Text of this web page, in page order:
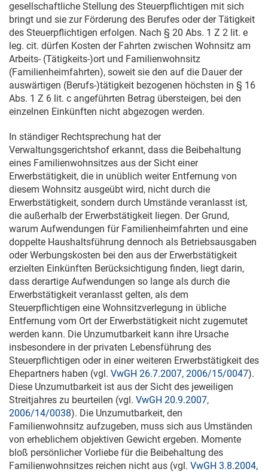
gesellschaftliche Stellung des Steuerpflichtigen mit sich
bringt und sie zur Förderung des Berufes oder der Tätigkeit
des Steuerpflichtigen erfolgen. Nach § 20 Abs. 1 Z 2 lit. e
leg. cit. dürfen Kosten der Fahrten zwischen Wohnsitz am
Arbeits- (Tätigkeits-)ort und Familienwohnsitz
(Familienheimfahrten), soweit sie den auf die Dauer der
auswärtigen (Berufs-)tätigkeit bezogenen höchsten in § 16
Abs. 1 Z 6 lit. c angeführten Betrag übersteigen, bei den
einzelnen Einkünften nicht abgezogen werden.
In ständiger Rechtsprechung hat der
Verwaltungsgerichtshof erkannt, dass die Beibehaltung
eines Familienwohnsitzes aus der Sicht einer
Erwerbstätigkeit, die in unüblich weiter Entfernung von
diesem Wohnsitz ausgeübt wird, nicht durch die
Erwerbstätigkeit, sondern durch Umstände veranlasst ist,
die außerhalb der Erwerbstätigkeit liegen. Der Grund,
warum Aufwendungen für Familienheimfahrten und eine
doppelte Haushaltsführung dennoch als Betriebsausgaben
oder Werbungskosten bei den aus der Erwerbstätigkeit
erzielten Einkünften Berücksichtigung finden, liegt darin,
dass derartige Aufwendungen so lange als durch die
Erwerbstätigkeit veranlasst gelten, als dem
Steuerpflichtigen eine Wohnsitzverlegung in übliche
Entfernung vom Ort der Erwerbstätigkeit nicht zugemutet
werden kann. Die Unzumutbarkeit kann ihre Ursache
insbesondere in der privaten Lebensführung des
Steuerpflichtigen oder in einer weiteren Erwerbstätigkeit des
Ehepartners haben (vgl. VwGH 26.7.2007, 2006/15/0047).
Diese Unzumutbarkeit ist aus der Sicht des jeweiligen
Streitjahres zu beurteilen (vgl. VwGH 20.9.2007,
2006/14/0038). Die Unzumutbarkeit, den
Familienwohnsitz aufzugeben, muss sich aus Umständen
von erheblichem objektiven Gewicht ergeben. Momente
bloß persönlicher Vorliebe für die Beibehaltung des
Familienwohnsitzes reichen nicht aus (vgl. VwGH 3.8.2004,